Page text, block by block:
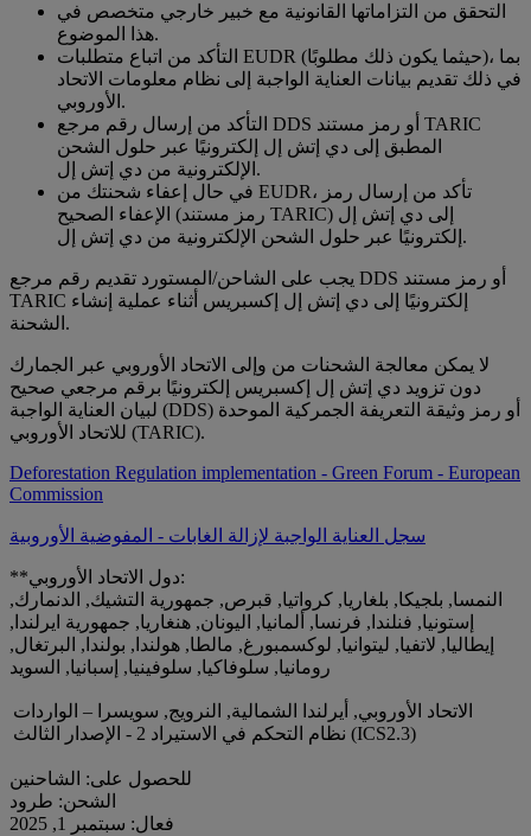
التحقق من التزاماتها القانونية مع خبير خارجي متخصص في
هذا الموضوع.
التأكد من اتباع متطلبات EUDR (حيثما يكون ذلك مطلوبًا)، بما
في ذلك تقديم بيانات العناية الواجبة إلى نظام معلومات الاتحاد
الأوروبي.
التأكد من إرسال رقم مرجع DDS أو رمز مستند TARIC
المطبق إلى دي إتش إل إلكترونيًا عبر حلول الشحن
الإلكترونية من دي إتش إل.
في حال إعفاء شحنتك من EUDR، تأكد من إرسال رمز
الإعفاء الصحيح (رمز مستند TARIC) إلى دي إتش إل
إلكترونيًا عبر حلول الشحن الإلكترونية من دي إتش إل.
يجب على الشاحن/المستورد تقديم رقم مرجع DDS أو رمز مستند
TARIC إلكترونيًا إلى دي إتش إل إكسبريس أثناء عملية إنشاء
الشحنة.
لا يمكن معالجة الشحنات من وإلى الاتحاد الأوروبي عبر الجمارك
دون تزويد دي إتش إل إكسبريس إلكترونيًا برقم مرجعي صحيح
لبيان العناية الواجبة (DDS) أو رمز وثيقة التعريفة الجمركية الموحدة
للاتحاد الأوروبي (TARIC).
Deforestation Regulation implementation - Green Forum - European
Commission
سجل العناية الواجبة لإزالة الغابات - المفوضية الأوروبية
**دول الاتحاد الأوروبي:
النمسا, بلجيكا, بلغاريا, كرواتيا, قبرص, جمهورية التشيك, الدنمارك,
إستونيا, فنلندا, فرنسا, ألمانيا, اليونان, هنغاريا, جمهورية ايرلندا,
إيطاليا, لاتفيا, ليتوانيا, لوكسمبورغ, مالطا, هولندا, بولندا, البرتغال,
رومانيا, سلوفاكيا, سلوفينيا, إسبانيا, السويد
الاتحاد الأوروبي, أيرلندا الشمالية, النرويج, سويسرا – الواردات
نظام التحكم في الاستيراد 2 - الإصدار الثالث (ICS2.3)
للحصول على: الشاحنين
الشحن: طرود
فعال: سبتمبر 1, 2025